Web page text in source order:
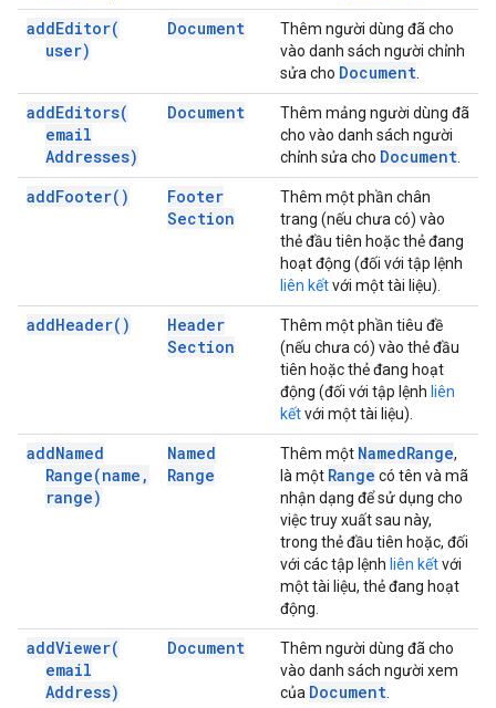
addEditor(
user)
Document
Thêm người dùng đã cho
vào danh sách người chỉnh
sửa cho Document
addEditors(
email
Addresses)
Document
Thêm mảng người dùng đã
cho vào danh sách người
chỉnh sửa cho Document
addFooter( )
Footer
Section
Thêm một phần chân
trang (nếu chưa có) vào
thẻ đầu tiên hoặc thẻ đang
hoạt động (đối với tập lệnh
liên kếtvới một tài liệu).
addHeader( )
Header
Section
Thêm một phần tiêu đề
(nếu chưa có) vào thẻ đầu
tiên hoặc thẻ đang hoạt
động (đối với tập lệnh liên
kếtvới một tài liệu).
addNamed
Range(name ,
range)
Named
Range
Thêm một NamedRange,
là một Range có tên và mã
nhận dạng để sử dụng cho
việc truy xuất sau này,
trong thẻ đầu tiên hoặc, đối
với các tập lệnh liên kếtvới
một tài liệu, thẻ đang hoạt
động.
addViewer(
email
Address)
Document
Thêm người dùng đã cho
vào danh sách người xem
của Document